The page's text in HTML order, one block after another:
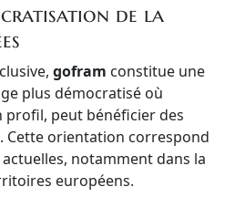
de la
gofram constitue une
plus démocratisé où
profil, peut bénéficier des
Cette orientation correspond
notamment dans la
européens.